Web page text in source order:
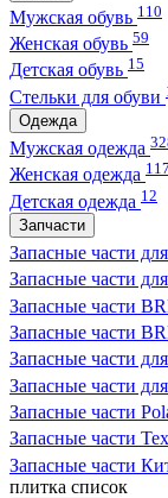
Мужская обувь 110
Женская обувь 59
Детская обувь 15
Стельки для обуви
Одежда
Мужская одежда
Женская одежда 117
Детская одежда 12
Запчасти
Запасные части
Запасные части
Запасные части
Запасные части
Запасные части
Запасные части
Запасные части
Запасные части
Запасные части
плитка список